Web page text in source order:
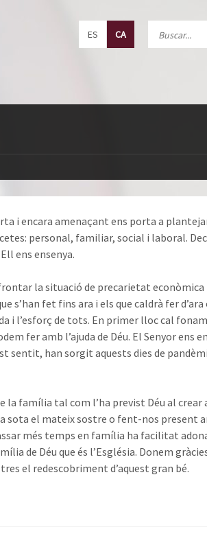
ES CA
i encara amenaçant ens porta a
personal, familiar, social i laboral.
ens ensenya.
la situació de precarietat econòmica
fet fins ara i els que caldrà fer d’ara
i l’esforç de tots. En primer lloc cal
fer amb l’ajuda de Déu. El Senyor ens
sentit, han sorgit aquests dies de
família tal com l’ha previst Déu al crear
el mateix sostre o fent-nos present
més temps en família ha facilitat
de Déu que és l’Església. Donem
el redescobriment d’aquest gran bé.